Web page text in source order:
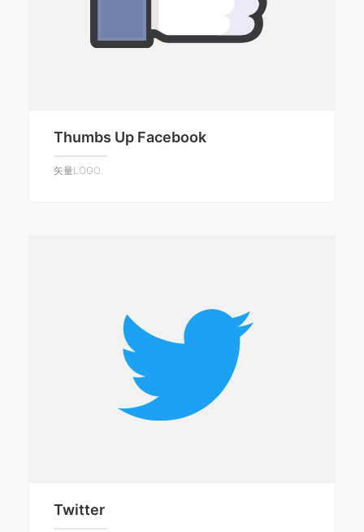
Thumbs Up Facebook
矢量LOGO
Twitter